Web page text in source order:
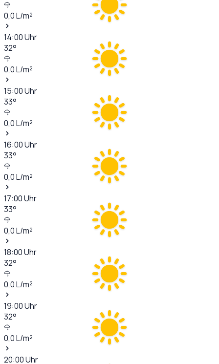
0,0L/m²
14:00Uhr
32°
0,0L/m²
15:00Uhr
33°
0,0L/m²
16:00Uhr
33°
0,0L/m²
17:00Uhr
33°
0,0L/m²
18:00Uhr
32°
0,0L/m²
19:00Uhr
32°
0,0L/m²
20:00Uhr